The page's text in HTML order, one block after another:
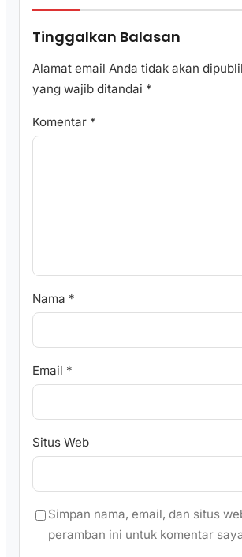
Tinggalkan Balasan
Alamat email Anda tidak akan
yang wajib ditandai *
Komentar *
Nama *
Email *
Situs Web
Simpan nama, email, dan situs
peramban ini untuk komentar